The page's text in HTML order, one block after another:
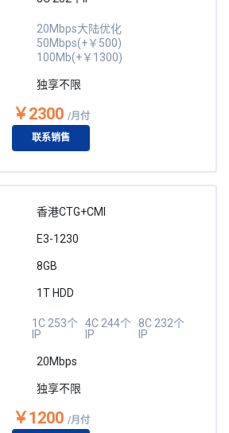
20Mbps大陆优化
50Mbps(+￥500)
100Mb(+￥1300)
独享不限
￥2300 /月付
联系销售
香港CTG+CMI
E3-1230
8GB
1T HDD
1C 253个
IP
4C 244个
IP
8C 232个
IP
20Mbps
独享不限
￥1200 /月付